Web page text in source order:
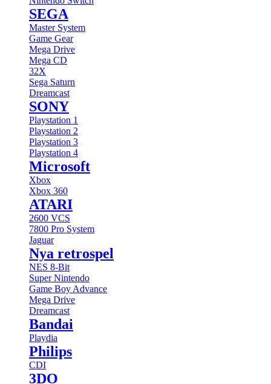
SEGA
Master System
Game Gear
Mega Drive
Mega CD
32X
Sega Saturn
Dreamcast
SONY
Playstation 1
Playstation 2
Playstation 3
Playstation 4
Microsoft
Xbox
Xbox 360
ATARI
2600 VCS
7800 Pro System
Jaguar
Nya retrospel
NES 8-Bit
Super Nintendo
Game Boy Advance
Mega Drive
Dreamcast
Bandai
Playdia
Philips
CDI
3DO